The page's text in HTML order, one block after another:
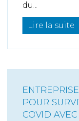
du...
Lire la suite
POUR
COVID